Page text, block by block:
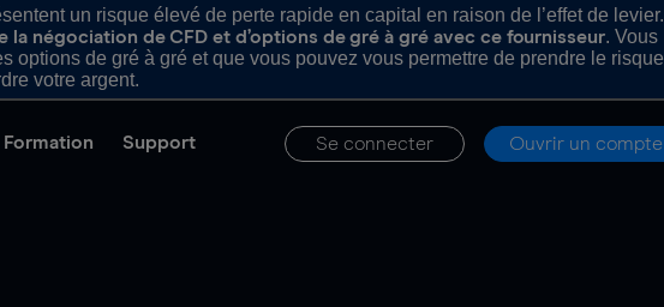
un risque élevé de perte rapide en capital en raison de l’effet de levier.
négociation de CFD et d’options de gré à gré avec ce fournisseur. Vous
de gré à gré et que vous pouvez vous permettre de prendre le risque
votre argent.
Formation Support Se connecter Ouvrir un compte